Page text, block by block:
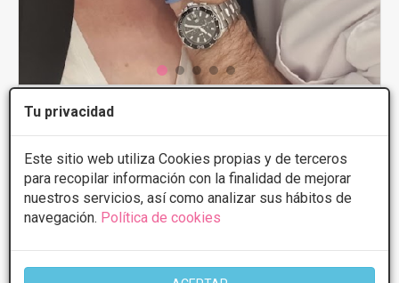
Tu privacidad
Este sitio web utiliza Cookies propias y de terceros
para recopilar información con la finalidad de mejorar
nuestros servicios, así como analizar sus hábitos de
navegación. Política de cookies
MedSpa Clínica de Medicina Estética
5 10 Opiniones
Calle San Francisco 10, Segovia VER MAPA
PRIMERA CONSULTA GRATUITA & FINANCIACIÓN A
Aumento de labios
Desde 350€